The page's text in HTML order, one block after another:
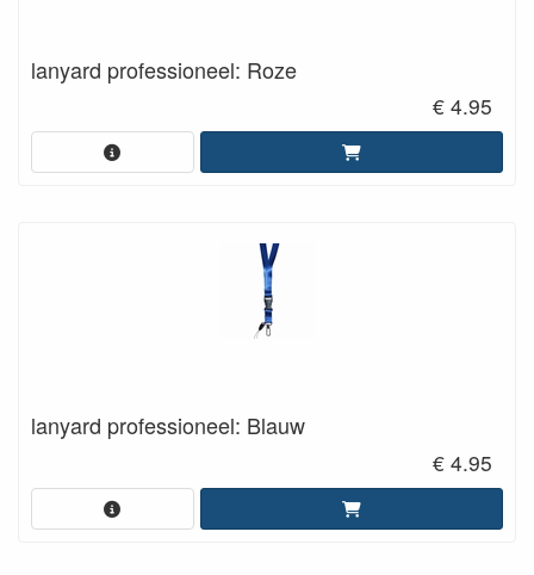
lanyard professioneel: Roze
€ 4.95
lanyard professioneel: Blauw
€ 4.95